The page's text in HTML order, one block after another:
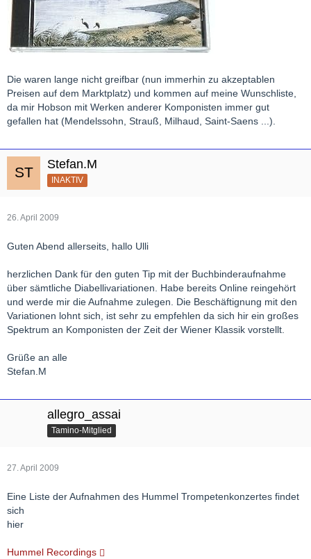
Die waren lange nicht greifbar (nun immerhin zu akzeptablen
Preisen auf dem Marktplatz) und kommen auf meine Wunschliste,
da mir Hobson mit Werken anderer Komponisten immer gut
gefallen hat (Mendelssohn, Strauß, Milhaud, Saint-Saens ...).
Stefan.M
INAKTIV
26. April 2009
Guten Abend allerseits, hallo Ulli
herzlichen Dank für den guten Tip mit der Buchbinderaufnahme
über sämtliche Diabellivariationen. Habe bereits Online reingehört
und werde mir die Aufnahme zulegen. Die Beschäftignung mit den
Variationen lohnt sich, ist sehr zu empfehlen da sich hir ein großes
Spektrum an Komponisten der Zeit der Wiener Klassik vorstellt.
Grüße an alle
Stefan.M
allegro_assai
Tamino-Mitglied
27. April 2009
Eine Liste der Aufnahmen des Hummel Trompetenkonzertes findet
sich
hier
Hummel Recordings